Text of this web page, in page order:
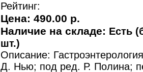
Рейтинг:
Цена: 490.00 р.
Наличие на складе: Есть
шт.)
Описание:
Д. Нью; под ред. Р. Полина;